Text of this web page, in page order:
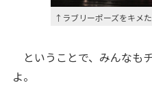
↑ラブリーポーズをキメた
ということで、みんなも
よ。